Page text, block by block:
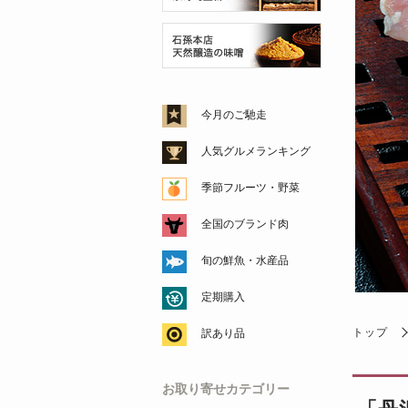
トップ
今月のご馳走
人気グルメランキング
季節フルーツ・野菜
全国のブランド肉
旬の鮮魚・水産品
定期購入
訳あり品
お取り寄せカテゴリー